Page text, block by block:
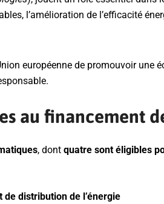
l’amélioration de l’efficacité
européenne de promouvoir une
au financement
, dont quatre sont éligibles
distribution de l’énergie